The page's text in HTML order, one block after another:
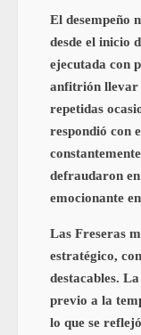
El desempeño
desde el inicio
ejecutada con
anfitrión llevar
repetidas
respondió con
defraudaron
emocionante
Las Freseras
estratégico,
destacables.
previo a la
lo que se